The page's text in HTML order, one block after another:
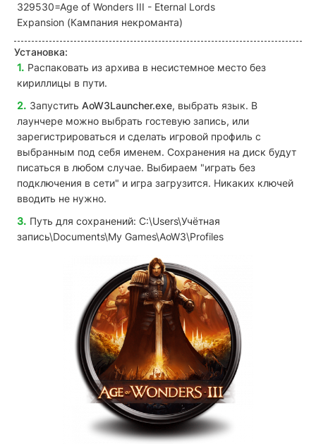
329530=Age of Wonders III - Eternal Lords
Expansion (Кампания некроманта)
Установка:
Распаковать из архива в несистемное место без
кириллицы в пути.
Запустить AoW3Launcher.exe, выбрать язык. В
лаунчере можно выбрать гостевую запись, или
зарегистрироваться и сделать игровой профиль с
выбранным под себя именем. Сохранения на диск будут
писаться в любом случае. Выбираем "играть без
подключения в сети" и игра загрузится. Никаких ключей
вводить не нужно.
Путь для сохранений: C:\Users\Учётная
запись\Documents\My Games\AoW3\Profiles